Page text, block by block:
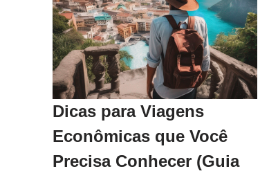
Dicas para Viagens
Econômicas que Você
Precisa Conhecer (Guia